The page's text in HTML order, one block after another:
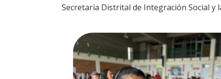
Secretaría Distrital de Integración Social y